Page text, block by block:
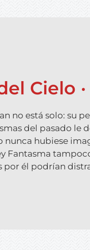
Cielo ·
no está solo: su
del pasado le
nunca hubiese
Fantasma
por él podrían